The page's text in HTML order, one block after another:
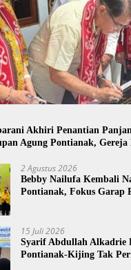
Akhiri Penantian
Agung Pontianak,
2 Agustus 2026
Bebby Nailufa Kembali
Pontianak, Fokus Garap
15 Juli 2026
Syarif Abdullah Alkadrie
Pontianak-Kijing Tak